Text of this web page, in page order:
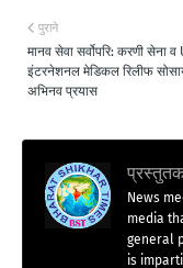
पुराने
मानव सेवा सर्वोपरि: करणी सेना व
इंटरनेशनल मेडिकल रिलीफ
अभिनव प्रयास
News
media
general
is